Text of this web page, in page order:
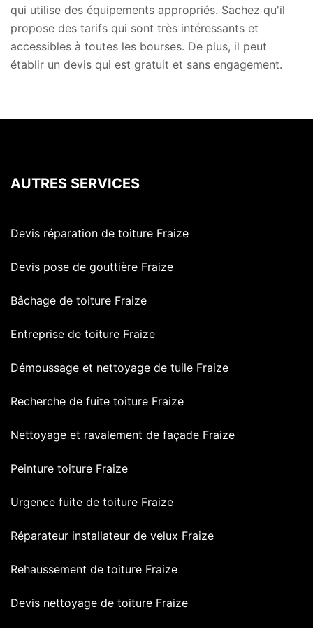
qui utilise des équipements appropriés. Sachez qu'il
propose des tarifs qui sont très intéressants et
accessibles à toutes les bourses. De plus, il peut
établir un devis qui est gratuit et sans engagement.
AUTRES SERVICES
Devis réparation de toiture Fraize
Devis pose de gouttière Fraize
Bâchage de toiture Fraize
Entreprise de toiture Fraize
Démoussage et nettoyage de tuile Fraize
Recherche de fuite toiture Fraize
Nettoyage et ravalement de façade Fraize
Peinture toiture Fraize
Urgence fuite de toiture Fraize
Réparateur installateur de velux Fraize
Rehaussement de toiture Fraize
Devis nettoyage de toiture Fraize